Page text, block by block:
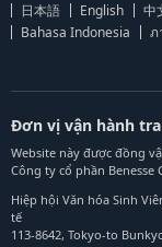
日本語 English 中
Bahasa Indonesia
ภ
Đơn vị vận hành
Website này được đồng
Công ty cổ phần Benesse
Hiệp hội Văn hóa Sinh
tế
113-8642, Tokyo-to